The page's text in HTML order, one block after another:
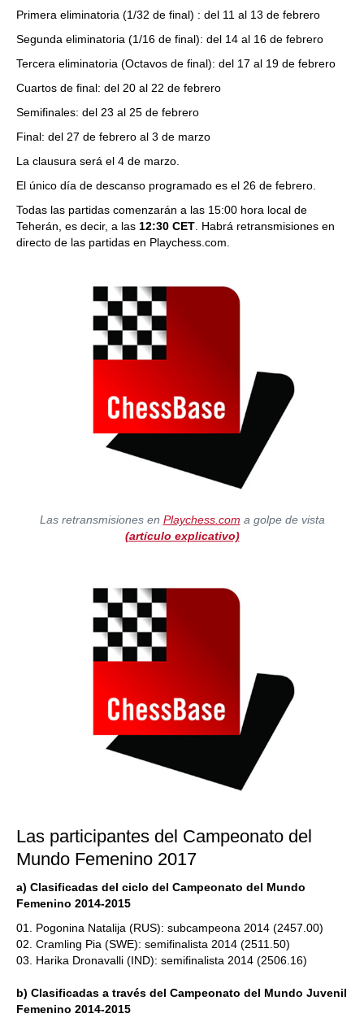
Primera eliminatoria (1/32 de final) : del 11 al 13 de febrero
Segunda eliminatoria (1/16 de final): del 14 al 16 de febrero
Tercera eliminatoria (Octavos de final): del 17 al 19 de febrero
Cuartos de final: del 20 al 22 de febrero
Semifinales: del 23 al 25 de febrero
Final: del 27 de febrero al 3 de marzo
La clausura será el 4 de marzo.
El único día de descanso programado es el 26 de febrero.
Todas las partidas comenzarán a las 15:00 hora local de
Teherán, es decir, a las 12:30 CET . Habrá retransmisiones en
directo de las partidas en Playchess.com.
Las retransmisiones en Playchess.com a golpe de vista
(artículo explicativo)
Las participantes del Campeonato del
Mundo Femenino 2017
a) Clasificadas del ciclo del Campeonato del Mundo
Femenino 2014-2015
01. Pogonina Natalija (RUS): subcampeona 2014 (2457.00)
02. Cramling Pia (SWE): semifinalista 2014 (2511.50)
03. Harika Dronavalli (IND): semifinalista 2014 (2506.16)
b) Clasificadas a través del Campeonato del Mundo Juvenil
Femenino 2014-2015